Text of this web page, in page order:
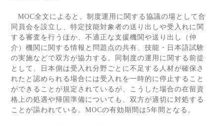
MOC全文によると、制度運用に関する協議の場として合
同員会を設立し、特定技能対象者の送り出しや受入れに関
する審査を行うほか、不適正な支援機関や送り出し（仲
介）機関に関する情報と問題点の共有、技能・日本語試験
の実施などで双方が協力する。同制度の運用に関する前提
として、日本側は受入れ分野ごとに不足する人材が確保さ
れたと認められる場合には受入れを一時的に停止すること
ができることが規定されているが、こうした場合の在留資
格上の処遇や帰国準備についても、双方が適切に対処する
ことが謳われている。 MOCの有効期間は5年間となる。